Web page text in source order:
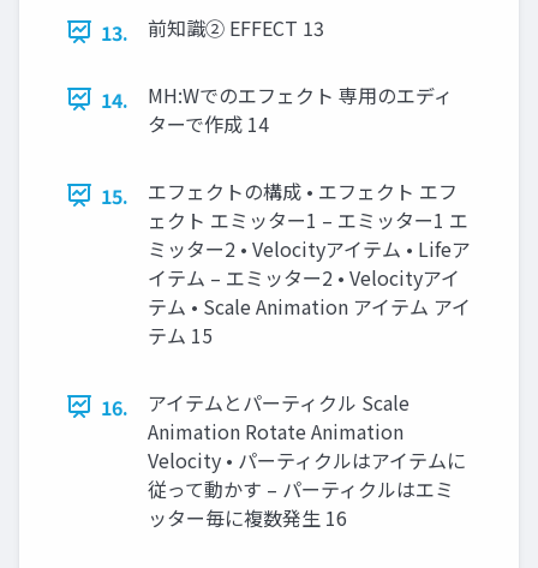
13. 前知識② EFFECT 13
14.
MH:Wでのエフェクト 専用のエディ
ターで作成 14
15.
エフェクトの構成 • エフェクト エフ
ェクト エミッター1 – エミッター1 エ
ミッター2 • Velocityアイテム • Lifeア
イテム – エミッター2 • Velocityアイ
テム • Scale Animation アイテム アイ
テム 15
16.
アイテムとパーティクル Scale
Animation Rotate Animation
Velocity • パーティクルはアイテムに
従って動かす – パーティクルはエミ
ッター毎に複数発生 16